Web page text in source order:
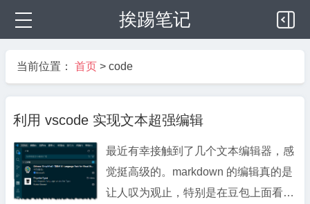
挨踢笔记
当前位置： 首页 > code
利用 vscode 实现文本超强编辑
最近有幸接触到了几个文本编辑器，感
觉挺高级的。markdown 的编辑真的是
让人叹为观止，特别是在豆包上面看到